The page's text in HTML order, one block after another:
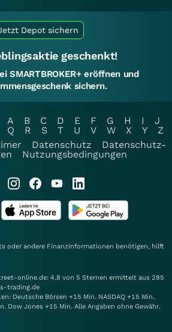
Depot sichern
geschenkt!
SMARTBROKER+ eröffnen und
sichern.
A B C D E F G H I
J
Q R S T U V W X Y
Z
Datenschutz
Datenschutz-
Nutzungsbedingungen
oder andere Finanzinformationen benötigen, hilft
online.de: 4.8 von 5 Sternen ermittelt aus 285
trading.de
Deutsche Börsen +15 Min. NASDAQ +15 Min.
Dow Jones +15 Min. Alle Angaben ohne Gewähr.